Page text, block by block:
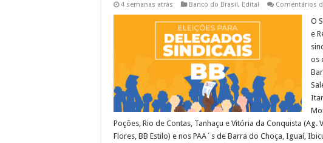
4 semanas atrás Banco do Brasil, Edital Comentários
O
e
os
Poções, Rio de Contas, Tanhaçu e Vitória da Conquista (Ag.
Flores, BB Estilo) e nos PAA´s de Barra do Choça, Iguaí,